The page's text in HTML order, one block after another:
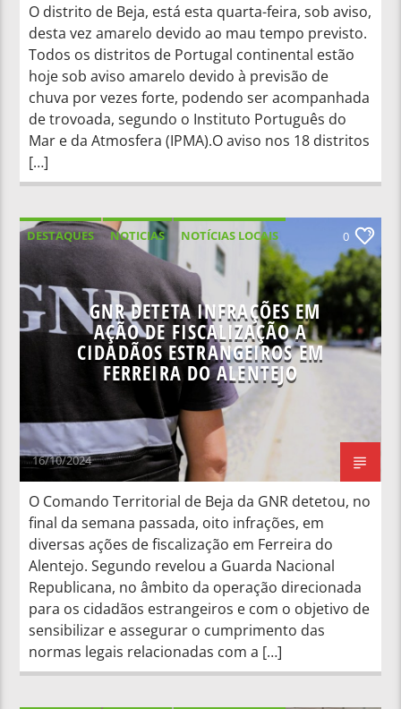
O distrito de Beja, está esta quarta-feira, sob aviso,
desta vez amarelo devido ao mau tempo previsto.
Todos os distritos de Portugal continental estão
hoje sob aviso amarelo devido à previsão de
chuva por vezes forte, podendo ser acompanhada
de trovoada, segundo o Instituto Português do
Mar e da Atmosfera (IPMA).O aviso nos 18 distritos
[…]
DESTAQUES NOTICIAS
NOTÍCIAS LOCAIS
NOTÍCIAS NACIONAIS
0
GNR DETETA INFRAÇÕES EM
AÇÃO DE FISCALIZAÇÃO A
CIDADÃOS ESTRANGEIROS EM
FERREIRA DO ALENTEJO
16/10/2024
O Comando Territorial de Beja da GNR detetou, no
final da semana passada, oito infrações, em
diversas ações de fiscalização em Ferreira do
Alentejo. Segundo revelou a Guarda Nacional
Republicana, no âmbito da operação direcionada
para os cidadãos estrangeiros e com o objetivo de
sensibilizar e assegurar o cumprimento das
normas legais relacionadas com a […]